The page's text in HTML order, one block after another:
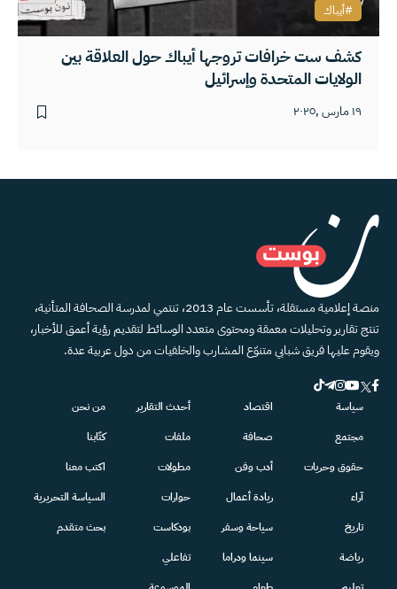
كشف ست خرافات تروجها أيباك حول العلاقة بين
الولايات المتحدة وإسرائيل
١٩ مارس ,٢٠٢٥
أيباك
منصة إعلامية مستقلة، تأسست عام 2013، تنتمي لمدرسة الصحافة المتأنية،
تنتج تقارير وتحليلات معمقة ومحتوى متعدد الوسائط لتقديم رؤية أعمق للأخبار،
ويقوم عليها فريق شبابي متنوّع المشارب والخلفيات من دول عربية عدة.
سياسة
مجتمع
حقوق وحريات
آراء
تاريخ
رياضة
اقتصاد
صحافة
أدب وفن
ريادة أعمال
سياحة وسفر
سينما ودراما
أحدث التقارير
ملفات
مطولات
حوارات
بودكاست
تفاعلي
من نحن
كتّابنا
اكتب معنا
السياسة التحريرية
بحث متقدم